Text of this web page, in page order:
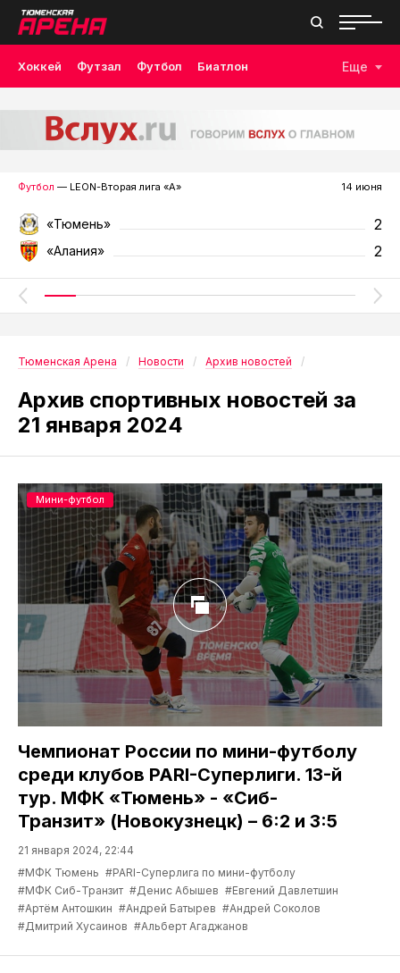
Хоккей Футзал Футбол Биатлон Еще
Футбол — LEON-Вторая лига «А» 14 июня
«Тюмень» 2
«Алания» 2
Тюменская Арена Новости Архив новостей
Архив спортивных новостей за
21 января 2024
Чемпионат России по мини-футболу
среди клубов PARI-Суперлиги. 13-й
тур. МФК «Тюмень» - «Сиб-
Транзит» (Новокузнецк) – 6:2 и 3:5
21 января 2024, 22:44
#МФК Тюмень #PARI-Суперлига по мини-футболу
#МФК Сиб-Транзит #Денис Абышев #Евгений Давлетшин
#Артём Антошкин #Андрей Батырев #Андрей Соколов
#Дмитрий Хусаинов #Альберт Агаджанов
Мини-футбол